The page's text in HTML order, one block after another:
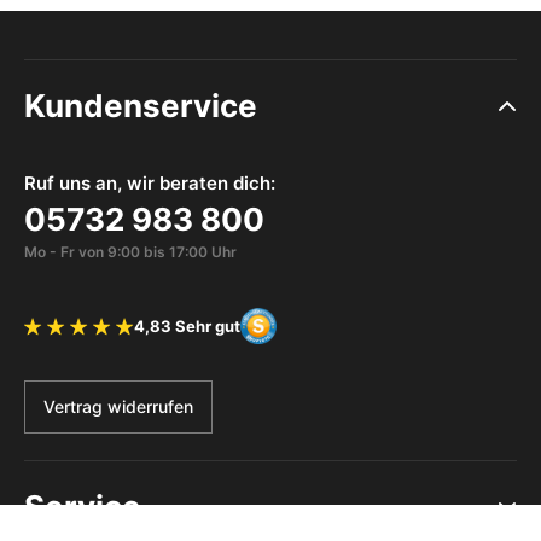
Kundenservice
Ruf uns an, wir beraten dich:
05732 983 800
Mo - Fr von 9:00 bis 17:00 Uhr
Bewertung 4.83 von 5 Sternen
4,83 Sehr gut
Vertrag widerrufen
Service